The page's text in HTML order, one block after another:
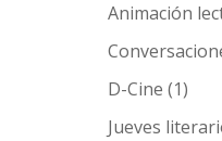
Animación
D-Cine (1)
Jueves